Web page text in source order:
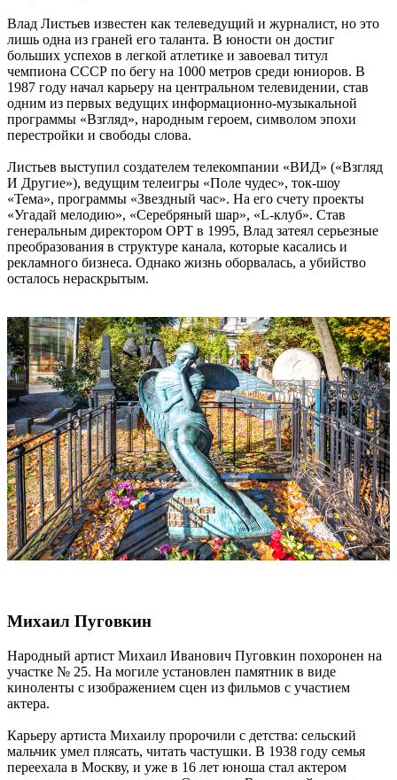
Влад Листьев известен как телеведущий и журналист, но это
лишь одна из граней его таланта. В юности он достиг
больших успехов в легкой атлетике и завоевал титул
чемпиона СССР по бегу на 1000 метров среди юниоров. В
1987 году начал карьеру на центральном телевидении, став
одним из первых ведущих информационно-музыкальной
программы «Взгляд», народным героем, символом эпохи
перестройки и свободы слова.
Листьев выступил создателем телекомпании «ВИД» («Взгляд
И Другие»), ведущим телеигры «Поле чудес», ток-шоу
«Тема», программы «Звездный час». На его счету проекты
«Угадай мелодию», «Серебряный шар», «L-клуб». Став
генеральным директором ОРТ в 1995, Влад затеял серьезные
преобразования в структуре канала, которые касались и
рекламного бизнеса. Однако жизнь оборвалась, а убийство
осталось нераскрытым.
Михаил Пуговкин
Народный артист Михаил Иванович Пуговкин похоронен на
участке № 25. На могиле установлен памятник в виде
киноленты с изображением сцен из фильмов с участием
актера.
Карьеру артиста Михаилу пророчили с детства: сельский
мальчик умел плясать, читать частушки. В 1938 году семья
переехала в Москву, и уже в 16 лет юноша стал актером